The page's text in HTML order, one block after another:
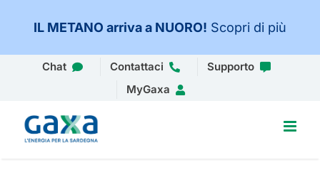
IL METANO arriva a NUORO! Scopri di più
Chat Contattaci
Supporto
MyGaxa